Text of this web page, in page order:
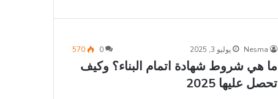
Nesma يوليو 3, 2025 0
570
ما هي شروط شهادة اتمام البناء؟ وكيف
تحصل عليها 2025